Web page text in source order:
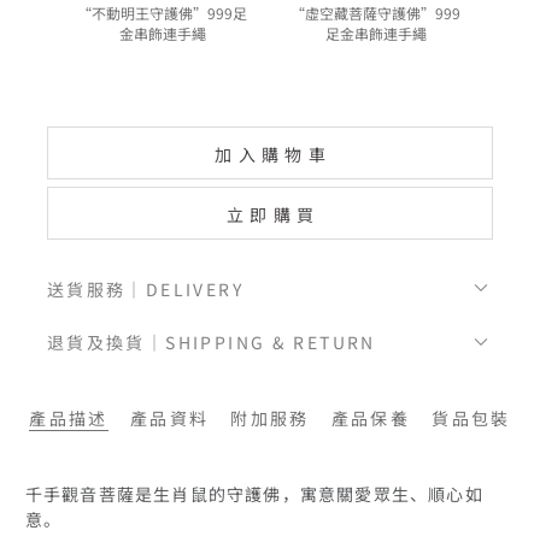
“不動明王守護佛”999足
金串飾連手繩
“虛空藏菩薩守護佛”999
足金串飾連手繩
加入購物車
立即購買
送貨服務｜DELIVERY
退貨及換貨｜SHIPPING & RETURN
產品描述 產品資料 附加服務 產品保養 貨品包裝
千手觀音菩薩是生肖鼠的守護佛，寓意關愛眾生、順心如
意。